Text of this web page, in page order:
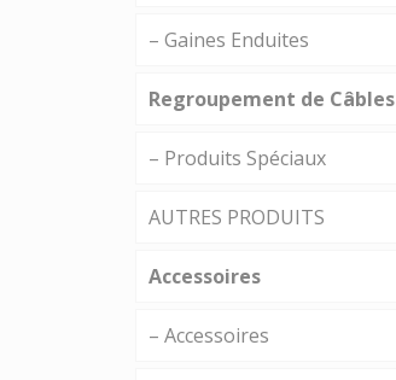
– Gaines Enduites
Regroupement de Câbles
– Produits Spéciaux
AUTRES PRODUITS
Accessoires
– Accessoires